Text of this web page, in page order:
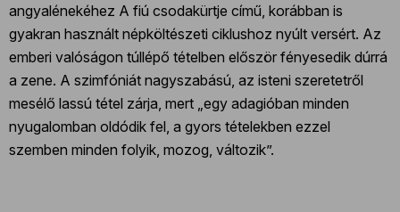
angyalénekéhez A fiú csodakürtje című, korábban is
gyakran használt népköltészeti ciklushoz nyúlt versért. Az
emberi valóságon túllépő tételben először fényesedik dúrrá
a zene. A szimfóniát nagyszabású, az isteni szeretetről
mesélő lassú tétel zárja, mert „egy adagióban minden
nyugalomban oldódik fel, a gyors tételekben ezzel
szemben minden folyik, mozog, változik”.